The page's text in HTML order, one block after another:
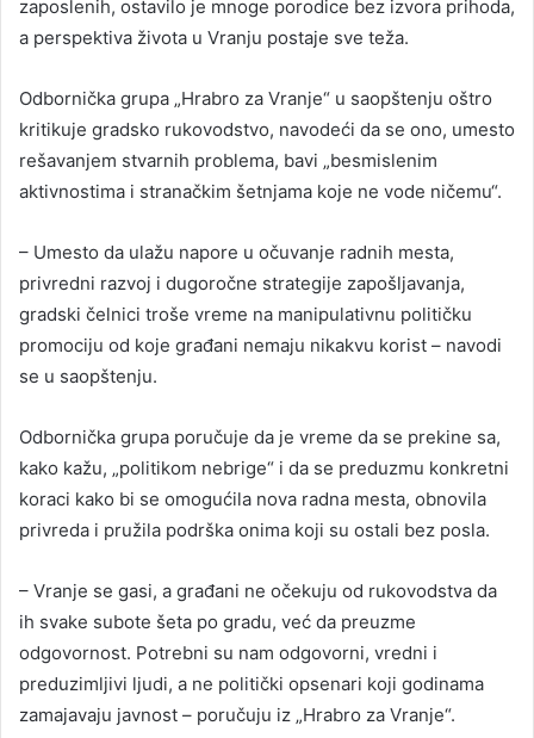
zaposlenih, ostavilo je mnoge porodice bez izvora prihoda,
a perspektiva života u Vranju postaje sve teža.
Odbornička grupa „Hrabro za Vranje“ u saopštenju oštro
kritikuje gradsko rukovodstvo, navodeći da se ono, umesto
rešavanjem stvarnih problema, bavi „besmislenim
aktivnostima i stranačkim šetnjama koje ne vode ničemu“.
– Umesto da ulažu napore u očuvanje radnih mesta,
privredni razvoj i dugoročne strategije zapošljavanja,
gradski čelnici troše vreme na manipulativnu političku
promociju od koje građani nemaju nikakvu korist – navodi
se u saopštenju.
Odbornička grupa poručuje da je vreme da se prekine sa,
kako kažu, „politikom nebrige“ i da se preduzmu konkretni
koraci kako bi se omogućila nova radna mesta, obnovila
privreda i pružila podrška onima koji su ostali bez posla.
– Vranje se gasi, a građani ne očekuju od rukovodstva da
ih svake subote šeta po gradu, već da preuzme
odgovornost. Potrebni su nam odgovorni, vredni i
preduzimljivi ljudi, a ne politički opsenari koji godinama
zamajavaju javnost – poručuju iz „Hrabro za Vranje“.